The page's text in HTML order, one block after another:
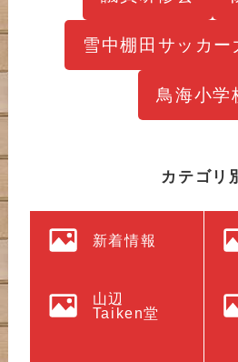
雪中棚田サッカ
鳥海小学
カテゴリ
新着情報
山辺
Taiken堂